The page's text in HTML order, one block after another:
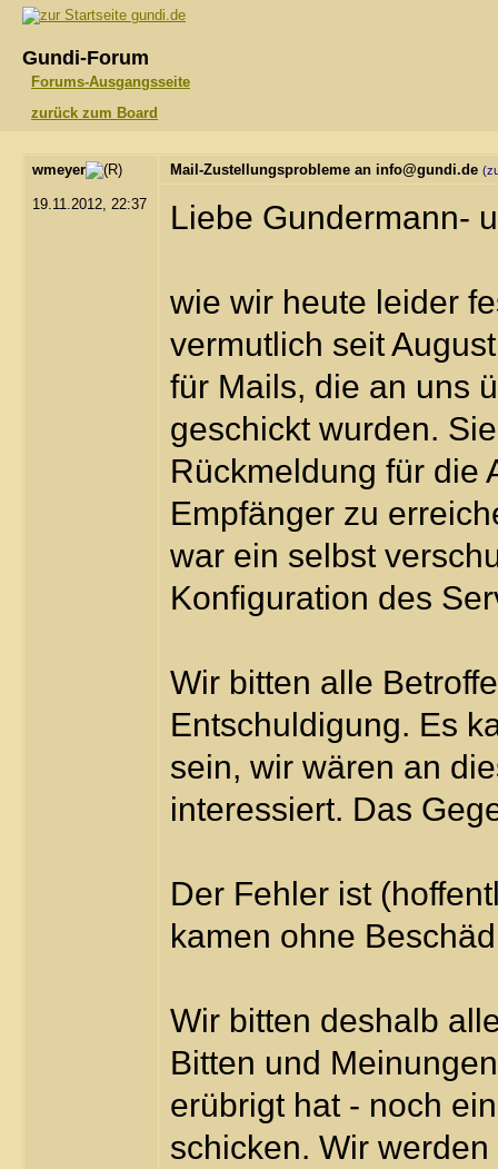
gundi.de
Gundi-Forum
Forums-Ausgangsseite
zurück zum Board
wmeyer
19.11.2012, 22:37
Mail-Zustellungsprobleme an info@gundi.de
Liebe Gundermann-
wie wir heute leider
vermutlich seit
für Mails, die an uns
geschickt wurden.
Rückmeldung für die
Empfänger zu
war ein selbst
Konfiguration des
Wir bitten alle
Entschuldigung. Es
sein, wir wären an
interessiert. Das
Der Fehler ist
kamen ohne
Wir bitten deshalb
Bitten und
erübrigt hat - noch
schicken. Wir